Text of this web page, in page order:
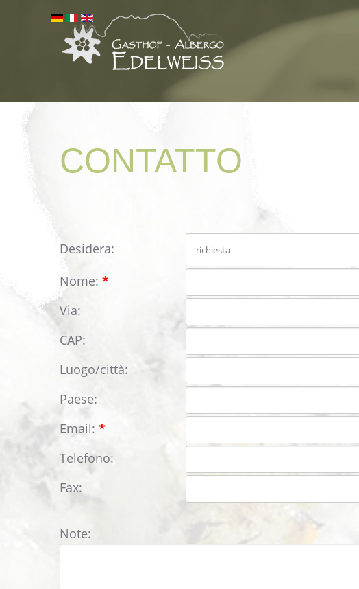
CONTATTO
Desidera:
Nome: *
Via:
CAP:
Luogo/città:
Paese:
Email: *
Telefono:
Fax:
Note: